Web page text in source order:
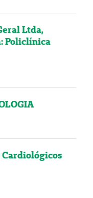
Ltda,
Policlínica
Cardiológicos